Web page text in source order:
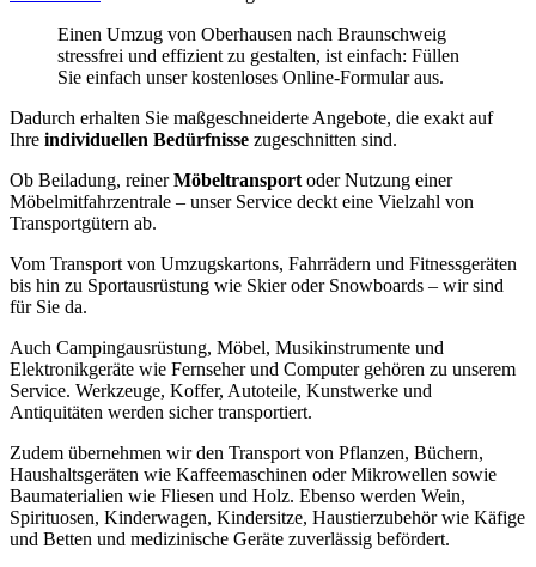
Einen Umzug von Oberhausen nach Braunschweig
stressfrei und effizient zu gestalten, ist einfach: Füllen
Sie einfach unser kostenloses Online-Formular aus.
Dadurch erhalten Sie maßgeschneiderte Angebote, die exakt auf
Ihre individuellen Bedürfnisse zugeschnitten sind.
Ob Beiladung, reinerMöbeltransport oder Nutzung einer
Möbelmitfahrzentrale – unser Service deckt eine Vielzahl von
Transportgütern ab.
Vom Transport von Umzugskartons, Fahrrädern und Fitnessgeräten
bis hin zu Sportausrüstung wie Skier oder Snowboards – wir sind
für Sie da.
Auch Campingausrüstung, Möbel, Musikinstrumente und
Elektronikgeräte wie Fernseher und Computer gehören zu unserem
Service. Werkzeuge, Koffer, Autoteile, Kunstwerke und
Antiquitäten werden sicher transportiert.
Zudem übernehmen wir den Transport von Pflanzen, Büchern,
Haushaltsgeräten wie Kaffeemaschinen oder Mikrowellen sowie
Baumaterialien wie Fliesen und Holz. Ebenso werden Wein,
Spirituosen, Kinderwagen, Kindersitze, Haustierzubehör wie Käfige
und Betten und medizinische Geräte zuverlässig befördert.